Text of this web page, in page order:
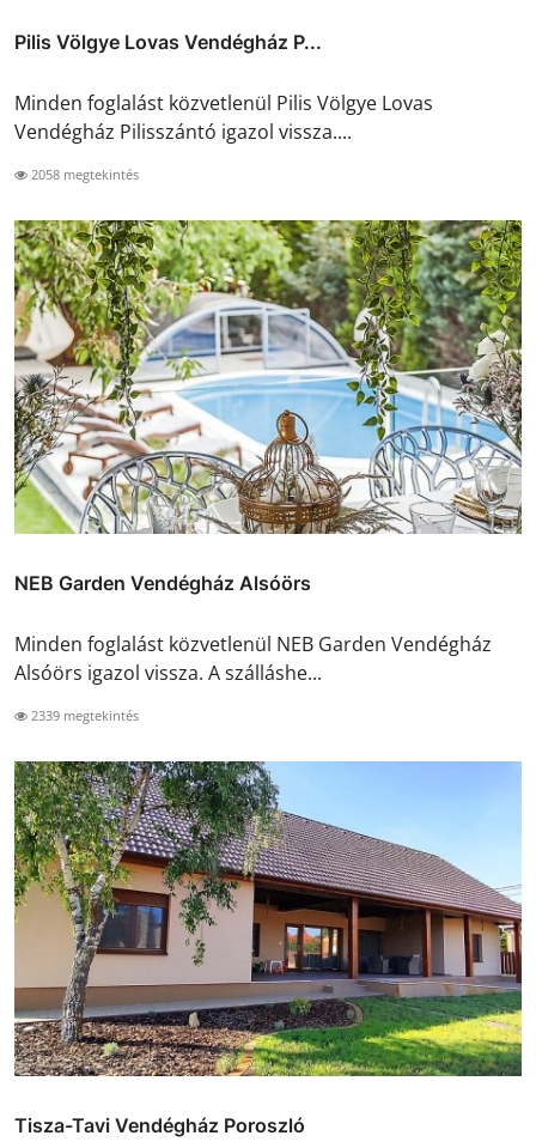
Pilis Völgye Lovas Vendégház P...
Minden foglalást közvetlenül Pilis Völgye Lovas
Vendégház Pilisszántó igazol vissza....
2058 megtekintés
NEB Garden Vendégház Alsóörs
Minden foglalást közvetlenül NEB Garden Vendégház
Alsóörs igazol vissza. A szálláshe...
2339 megtekintés
Tisza-Tavi Vendégház Poroszló